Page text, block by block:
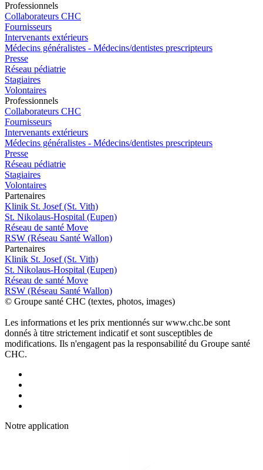
Professionnels
Collaborateurs CHC
Fournisseurs
Intervenants extérieurs
Médecins généralistes - Médecins/dentistes prescripteurs
Presse
Réseau pédiatrie
Stagiaires
Volontaires
Professionnels
Collaborateurs CHC
Fournisseurs
Intervenants extérieurs
Médecins généralistes - Médecins/dentistes prescripteurs
Presse
Réseau pédiatrie
Stagiaires
Volontaires
Partenaires
Klinik St. Josef (St. Vith)
St. Nikolaus-Hospital (Eupen)
Réseau de santé Move
RSW (Réseau Santé Wallon)
Partenaires
Klinik St. Josef (St. Vith)
St. Nikolaus-Hospital (Eupen)
Réseau de santé Move
RSW (Réseau Santé Wallon)
© Groupe santé CHC (textes, photos, images)
Les informations et les prix mentionnés sur www.chc.be sont
donnés à titre strictement indicatif et sont susceptibles de
modifications. Ils n'engagent pas la responsabilité du Groupe santé
CHC.
Notre application